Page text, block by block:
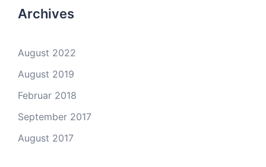
Archives
August 2022
August 2019
Februar 2018
September 2017
August 2017